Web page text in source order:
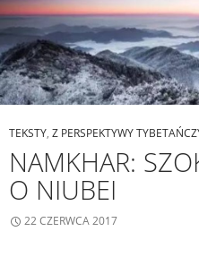
TEKSTY, Z PERSPEKTYWY
NAMKHAR:
O NIUBEI
22 CZERWCA 2017